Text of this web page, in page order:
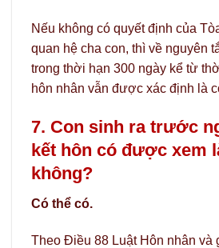
Nếu không có quyết định của
quan hệ cha con, thì về nguyên
trong thời hạn 300 ngày kể từ
hôn nhân vẫn được xác định là
7. Con sinh ra trước
kết hôn có được xem
không?
Có thể có.
Theo Điều 88 Luật Hôn nhân và